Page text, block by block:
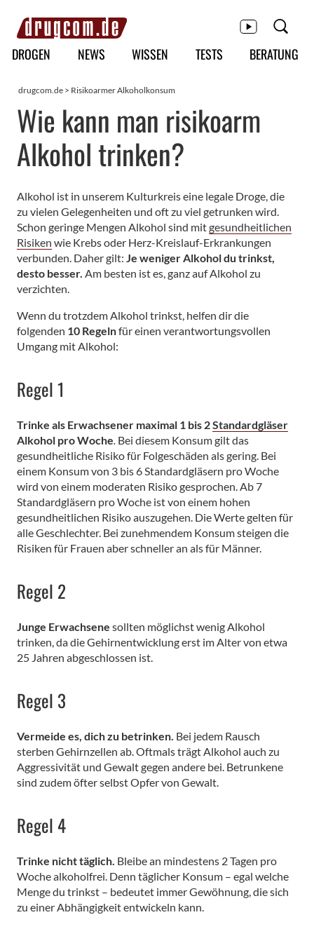
Hauptmenü
DROGEN NEWS WISSEN TESTS BERATUNG
drugcom.de > Risikoarmer Alkoholkonsum
Wie kann man risikoarm
Alkohol trinken?
Alkohol ist in unserem Kulturkreis eine legale Droge, die
zu vielen Gelegenheiten und oft zu viel getrunken wird.
Schon geringe Mengen Alkohol sind mitgesundheitlichen
Risiken wie Krebs oder Herz-Kreislauf-Erkrankungen
verbunden. Daher gilt: Je weniger Alkohol du trinkst,
desto besser. Am besten ist es, ganz auf Alkohol zu
verzichten.
Wenn du trotzdem Alkohol trinkst, helfen dir die
folgenden 10 Regelnfür einen verantwortungsvollen
Umgang mit Alkohol:
Regel 1
Trinke als Erwachsener maximal 1 bis 2Standardgläser
Alkohol pro Woche. Bei diesem Konsum gilt das
gesundheitliche Risiko für Folgeschäden als gering. Bei
einem Konsum von 3 bis 6 Standardgläsern pro Woche
wird von einem moderaten Risiko gesprochen. Ab 7
Standardgläsern pro Woche ist von einem hohen
gesundheitlichen Risiko auszugehen. Die Werte gelten für
alle Geschlechter. Bei zunehmendem Konsum steigen die
Risiken für Frauen aber schneller an als für Männer.
Regel 2
Junge Erwachsene sollten möglichst wenig Alkohol
trinken, da die Gehirnentwicklung erst im Alter von etwa
25 Jahren abgeschlossen ist.
Regel 3
Vermeide es, dich zu betrinken. Bei jedem Rausch
sterben Gehirnzellen ab. Oftmals trägt Alkohol auch zu
Aggressivität und Gewalt gegen andere bei. Betrunkene
sind zudem öfter selbst Opfer von Gewalt.
Regel 4
Trinke nicht täglich. Bleibe an mindestens 2 Tagen pro
Woche alkoholfrei. Denn täglicher Konsum – egal welche
Menge du trinkst – bedeutet immer Gewöhnung, die sich
zu einer Abhängigkeit entwickeln kann.